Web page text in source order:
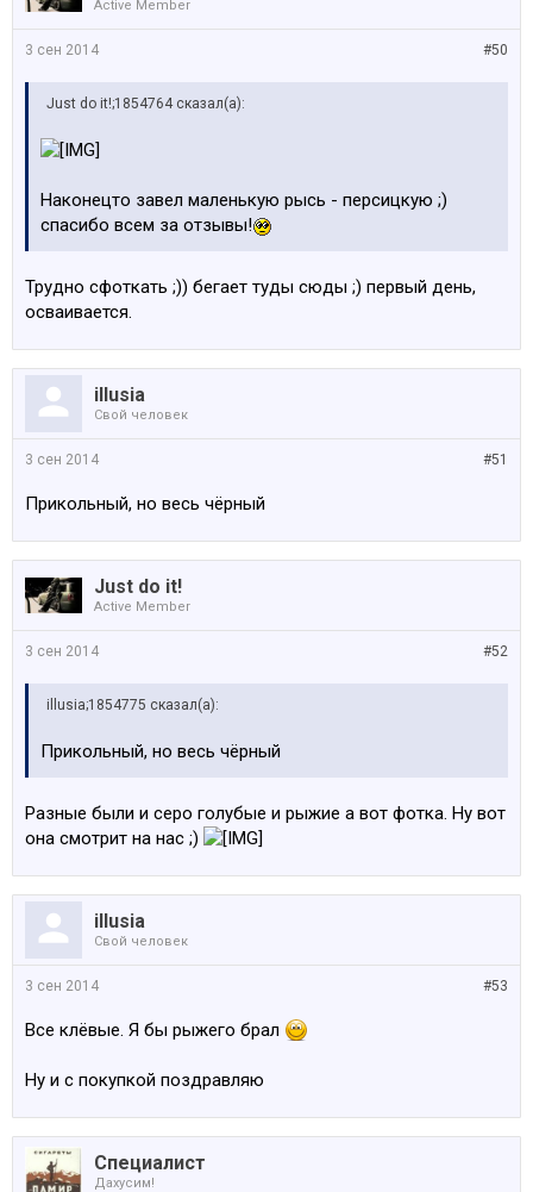
Active Member
#50
3 сен 2014
Just do it!;1854764 сказал(а):
Наконецто завел маленькую рысь - персицкую ;)
спасибо всем за отзывы!
Трудно сфоткать ;)) бегает туды сюды ;) первый день,
осваивается.
illusia
Свой человек
#51
3 сен 2014
Прикольный, но весь чёрный
Just do it!
Active Member
#52
3 сен 2014
illusia;1854775 сказал(а):
Прикольный, но весь чёрный
Разные были и серо голубые и рыжие а вот фотка. Ну вот
она смотрит на нас ;)
illusia
Свой человек
#53
3 сен 2014
Все клёвые. Я бы рыжего брал
Ну и с покупкой поздравляю
Специалист
Дахусим!